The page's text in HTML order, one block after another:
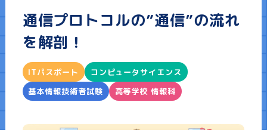
コンテンツ案内
学習する
ITパスポート
通信プロトコルの”通信”の流れ
を解剖！
ITパスポート
コンピュータサイエンス
基本情報技術者試験
高等学校 情報科